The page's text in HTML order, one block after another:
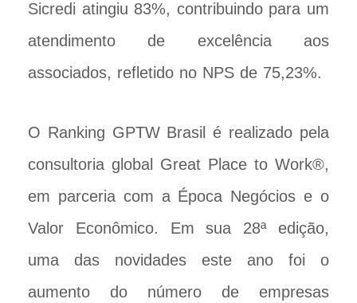
Sicredi atingiu 83%, contribuindo para um
atendimento de excelência aos
associados, refletido no NPS de 75,23%.
O Ranking GPTW Brasil é realizado pela
consultoria global Great Place to Work®,
em parceria com a Época Negócios e o
Valor Econômico. Em sua 28ª edição,
uma das novidades este ano foi o
aumento do número de empresas